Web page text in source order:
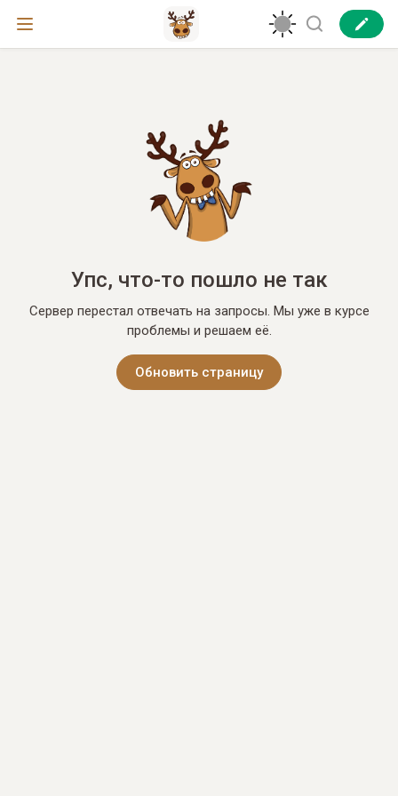
Упс, что-то пошло не так
Сервер перестал отвечать на запросы. Мы уже в курсе
проблемы и решаем её.
Обновить страницу